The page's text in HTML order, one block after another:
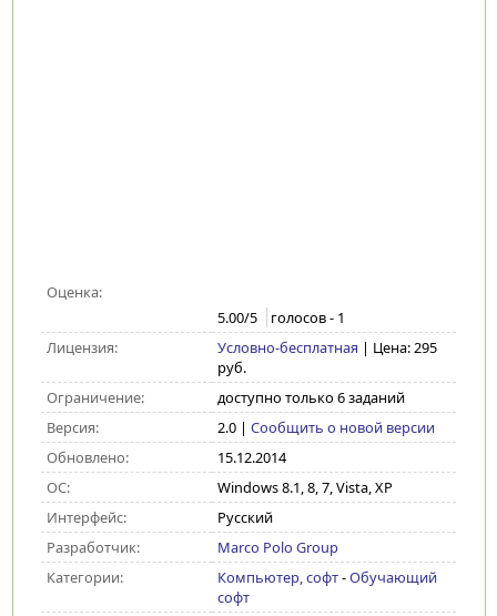
Оценка:
5.00/5 голосов - 1
Лицензия:
Условно-бесплатная | Цена: 295
руб.
Ограничение:
доступно только 6 заданий
Версия:
2.0| Сообщить о новой версии
Обновлено:
15.12.2014
ОС:
Windows 8.1, 8, 7, Vista, XP
Интерфейс:
Русский
Разработчик:
Marco Polo Group
Категории:
Компьютер, софт-Обучающий
софт